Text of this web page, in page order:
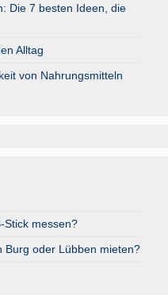
Die 7 besten Ideen, die
Alltag
von Nahrungsmitteln
Stick messen?
Burg oder Lübben mieten?